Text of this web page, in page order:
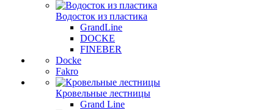
Водосток из пластика
GrandLine
DOCKE
FINEBER
Docke
Fakro
Кровельные лестницы
Grand Line